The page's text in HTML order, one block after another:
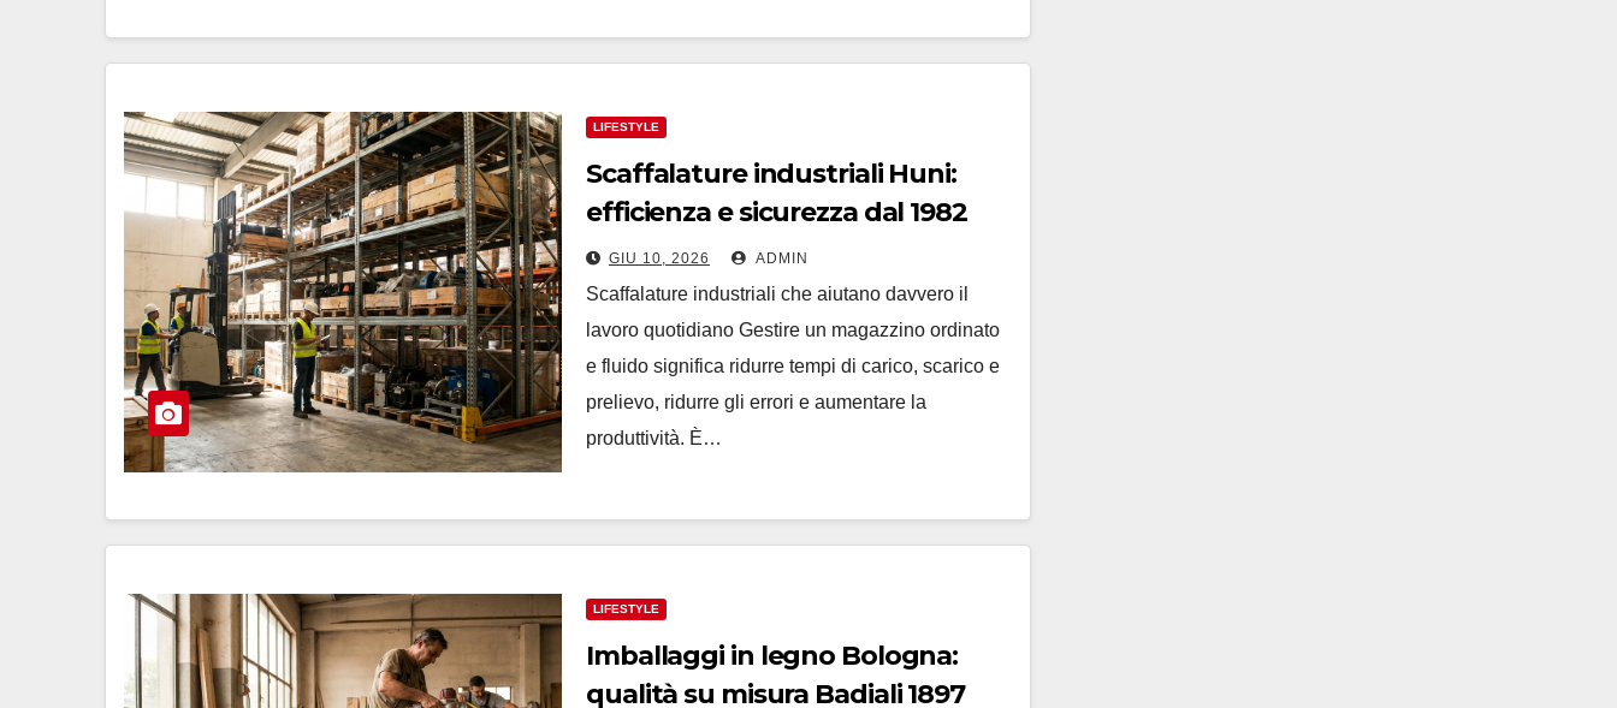
LIFESTYLE
Scaffalature industriali Huni:
efficienza e sicurezza dal 1982
GIU 10, 2026 ADMIN
Scaffalature industriali che aiutano davvero il
lavoro quotidiano Gestire un magazzino ordinato
e fluido significa ridurre tempi di carico, scarico e
prelievo, ridurre gli errori e aumentare la
produttività. È…
LIFESTYLE
Imballaggi in legno Bologna:
qualità su misura Badiali 1897